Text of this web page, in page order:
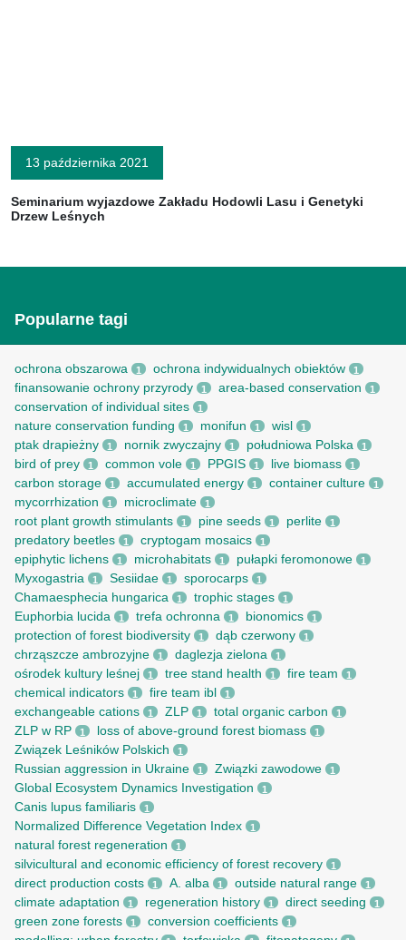
13 października 2021
Seminarium wyjazdowe Zakładu Hodowli Lasu i Genetyki
Drzew Leśnych
Popularne tagi
ochrona obszarowa 1 ochrona indywidualnych obiektów 1
finansowanie ochrony przyrody 1 area-based conservation 1
conservation of individual sites 1
nature conservation funding 1 monifun 1 wisl 1
ptak drapieżny 1 nornik zwyczajny 1 południowa Polska 1
bird of prey 1 common vole 1 PPGIS 1 live biomass 1
carbon storage 1 accumulated energy 1 container culture 1
mycorrhization 1 microclimate 1
root рlant growth stimulants 1 pine seeds 1 perlite 1
predatory beetles 1 cryptogam mosaics 1
epiphytic lichens 1 microhabitats 1 pułapki feromonowe 1
Myxogastria 1 Sesiidae 1 sporocarps 1
Chamaesphecia hungarica 1 trophic stages 1
Euphorbia lucida 1 trefa ochronna 1 bionomics 1
protection of forest biodiversity 1 dąb czerwony 1
chrząszcze ambrozyjne 1 daglezja zielona 1
ośrodek kultury leśnej 1 tree stand health 1 fire team 1
chemical indicators 1 fire team ibl 1
exchangeable cations 1 ZLP 1 total organic carbon 1
ZLP w RP 1 loss of above-ground forest biomass 1
Związek Leśników Polskich 1
Russian aggression in Ukraine 1 Związki zawodowe 1
Global Ecosystem Dynamics Investigation 1
Canis lupus familiaris 1
Normalized Difference Vegetation Index 1
natural forest regeneration 1
silvicultural and economic efficiency of forest recovery 1
direct production costs 1 A. alba 1 outside natural range 1
climate adaptation 1 regeneration history 1 direct seeding 1
green zone forests 1 conversion coefficients 1